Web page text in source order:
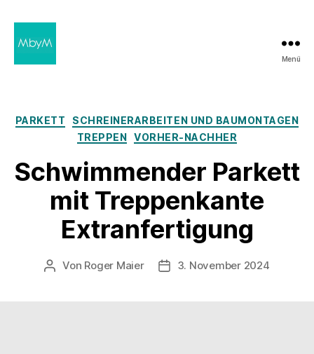
Menü
Kategorien
PARKETT
SCHREINER­ARBEITEN UND BAUMONTAGEN
TREPPEN
VORHER-NACHHER
Schwimmender Parkett
mit Treppenkante
Extranfertigung
Beitragsautor
Von Roger Maier Beitragsdatum
3. November 2024